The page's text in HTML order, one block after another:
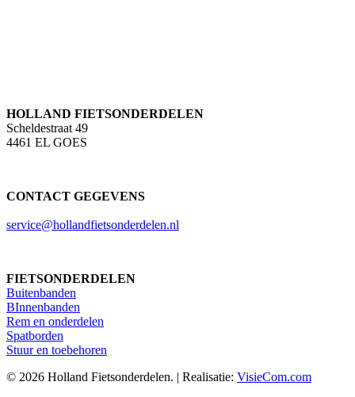
HOLLAND FIETSONDERDELEN
Scheldestraat 49
4461 EL GOES
CONTACT GEGEVENS
service@hollandfietsonderdelen.nl
FIETSONDERDELEN
Buitenbanden
BInnenbanden
Rem en onderdelen
Spatborden
Stuur en toebehoren
© 2026 Holland Fietsonderdelen. | Realisatie: VisieCom.com